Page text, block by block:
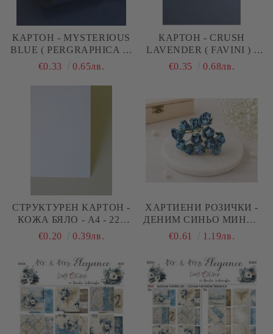
КАРТОН - MYSTERIOUS
BLUE ( PERGRAPHICA ) -
A4 - 250 G/M²
€0.33 0.65лв.
КАРТОН - CRUSH
LAVENDER ( FAVINI ) -
A4 - 250 G/M²
€0.35 0.68лв.
СТРУКТУРЕН КАРТОН -
КОЖА БЯЛО - A4 - 220
G/M²
€0.20 0.39лв.
ХАРТИЕНИ РОЗИЧКИ -
ДЕНИМ СИНЬО МИНИ -
1,00 СМ
€0.61 1.19лв.